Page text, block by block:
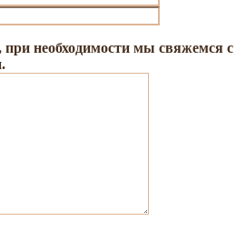
необходимости мы свяжемся с